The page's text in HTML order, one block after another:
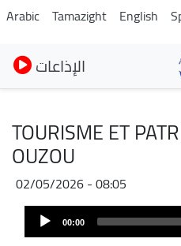
to
Arabic Tamazight English
الإذاعات
TOURISME ET
OUZOU
02/05/2026 - 08:05
Audio
Player 00:00